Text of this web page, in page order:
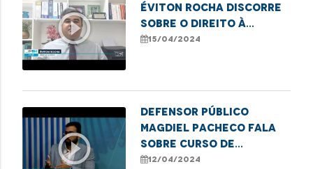
play_circle_outline
Éviton Rocha discorre
sobre o direito à
moradia e insegurança
15/04/2024
play_circle_outline
Defensor público
Magdiel Pacheco fala
sobre curso de
formação de
12/04/2024